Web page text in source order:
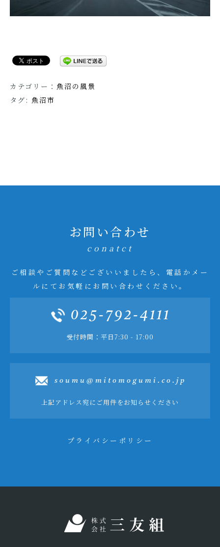
カテゴリー： 魚沼の風景
タグ: 魚沼市
お問い合わせ
conatct
ご相談やご質問などございいましたら、電話かメー
ルにてお気軽にお問い合わせください。
025-792-4111
受付時間：平日7:30 - 17:00
soumu@mitomogumi.co.jp
上記アドレス宛にご用件をお知らせください
プライバシーポリシー